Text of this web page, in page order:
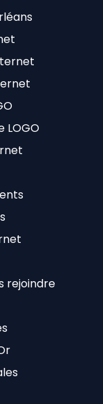
LOGO
rejoindre